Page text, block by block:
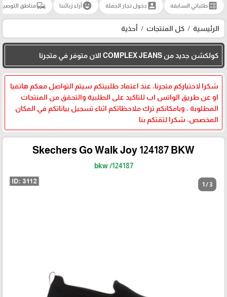
ballotطلباتي السابقة account_box دخول تجار الجملة emoji_emotionsآراء زبائننا commuteمناطق
الرئيسية كل المنتجات أحذية
كولكشن جديد من COMPLEX JEANS الان متوفر في متجرنا
شكرا لاختياركم متجرنا، عند اعتماد طلبيتكم سيتم التواصل معكم هاتفيا
او عن طريق الواتس اب للتاكيد على الطلبية والتحقق من المنتجات
المطلوبة ، وبامكانكم ترك ملاحظاتكم اثناء تسجيل بياناتكم في المكان
المخصص، شكرا لثقتكم بنا
Skechers Go Walk Joy 124187 BKW
124187/ bkw
1 / 3